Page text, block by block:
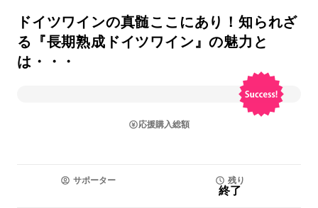
ドイツワインの真髄ここにあり！知られざ
る『長期熟成ドイツワイン』の魅力と
は・・・
応援購入総額
サポーター 残り
終了